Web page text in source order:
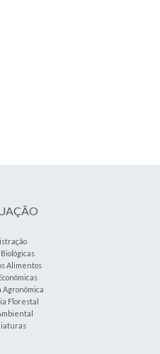
Alimentos
Florestal